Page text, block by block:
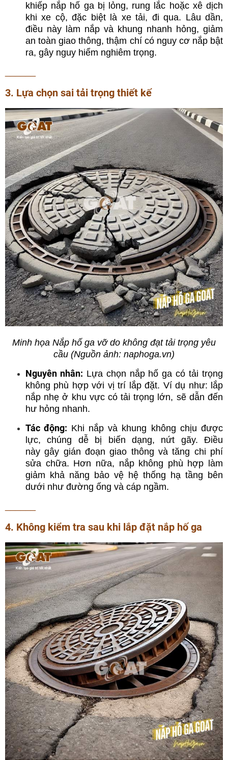
khiếp nắp hố ga bị lỏng, rung lắc hoặc xê dịch
khi xe cộ, đặc biệt là xe tải, đi qua. Lâu dần,
điều này làm nắp và khung nhanh hỏng, giảm
an toàn giao thông, thậm chí có nguy cơ nắp bật
ra, gây nguy hiểm nghiêm trọng.
3. Lựa chọn sai tải trọng thiết kế
Minh họa Nắp hố ga vỡ do không đạt tải trọng yêu
cầu (Nguồn ảnh: naphoga.vn)
Nguyên nhân: Lựa chọn nắp hố ga có tải trọng
không phù hợp với vị trí lắp đặt. Ví dụ như: lắp
nắp nhẹ ở khu vực có tải trọng lớn, sẽ dẫn đến
hư hỏng nhanh.
Tác động: Khi nắp và khung không chịu được
lực, chúng dễ bị biến dạng, nứt gãy. Điều
này gây gián đoạn giao thông và tăng chi phí
sửa chữa. Hơn nữa, nắp không phù hợp làm
giảm khả năng bảo vệ hệ thống hạ tầng bên
dưới như đường ống và cáp ngầm.
4. Không kiểm tra sau khi lắp đặt nắp hố ga